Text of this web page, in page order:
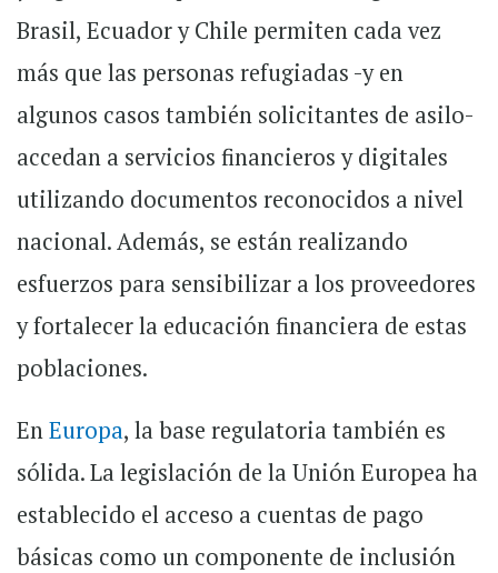
Brasil, Ecuador y Chile permiten cada vez
más que las personas refugiadas -y en
algunos casos también solicitantes de asilo-
accedan a servicios financieros y digitales
utilizando documentos reconocidos a nivel
nacional. Además, se están realizando
esfuerzos para sensibilizar a los proveedores
y fortalecer la educación financiera de estas
poblaciones.
EnEuropa, la base regulatoria también es
sólida. La legislación de la Unión Europea ha
establecido el acceso a cuentas de pago
básicas como un componente de inclusión